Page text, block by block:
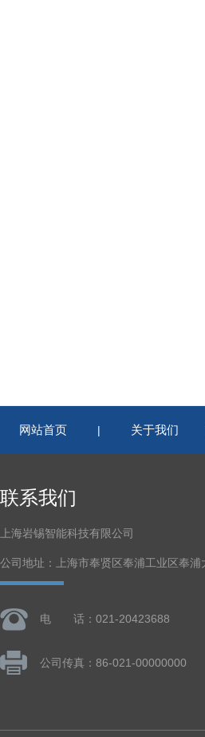
网站首页 | 关于我们
联系我们
上海岩锡智能科技有限公司
公司地址：上海市奉贤区奉浦工业区奉
电 话：021-20423688
公司传真：86-021-00000000